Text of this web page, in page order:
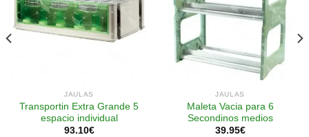
Añadir
lista de
deseos
JAULAS
Transportin Extra Grande 5
espacio individual
93.10€
Añadir
a la
lista de
deseos
JAULAS
Maleta Vacia para 6
Secondinos medios
39.95€